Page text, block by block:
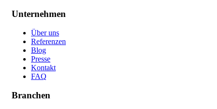
Unternehmen
Über uns
Referenzen
Blog
Presse
Kontakt
FAQ
Branchen